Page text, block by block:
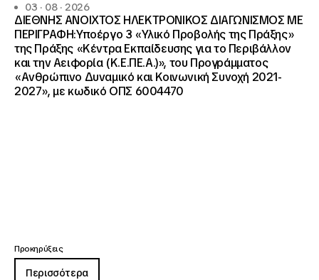
03 · 08 · 2026
ΔΙΕΘΝΗΣ ΑΝΟΙΧΤΟΣ ΗΛΕΚΤΡΟΝΙΚΟΣ ΔΙΑΓΩΝΙΣΜΟΣ ΜΕ
ΠΕΡΙΓΡΑΦΗ:Υποέργο 3 «Υλικό Προβολής της Πράξης»
της Πράξης «Κέντρα Εκπαίδευσης για το Περιβάλλον
και την Αειφορία (Κ.Ε.ΠΕ.Α.)», του Προγράμματος
«Ανθρώπινο Δυναμικό και Κοινωνική Συνοχή 2021-
2027», με κωδικό ΟΠΣ 6004470
Προκηρύξεις
Περισσότερα